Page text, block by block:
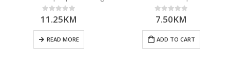
0 out of 5
11.25KM
READ MORE
0out of 5
7.50KM
ADD TO CART